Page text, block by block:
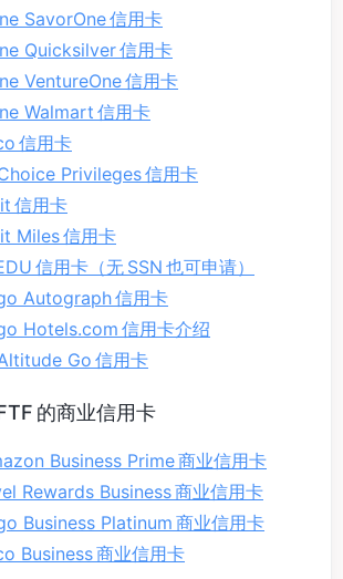
SavorOne 信用卡
Quicksilver 信用卡
VentureOne 信用卡
Walmart 信用卡
信用卡
Privileges 信用卡
信用卡
Miles 信用卡
信用卡（无 SSN 也可申请）
Autograph 信用卡
Hotels.com 信用卡介绍
Go 信用卡
的商业信用卡
Business Prime 商业信用卡
Rewards Business 商业信用卡
Business Platinum 商业信用卡
Business 商业信用卡